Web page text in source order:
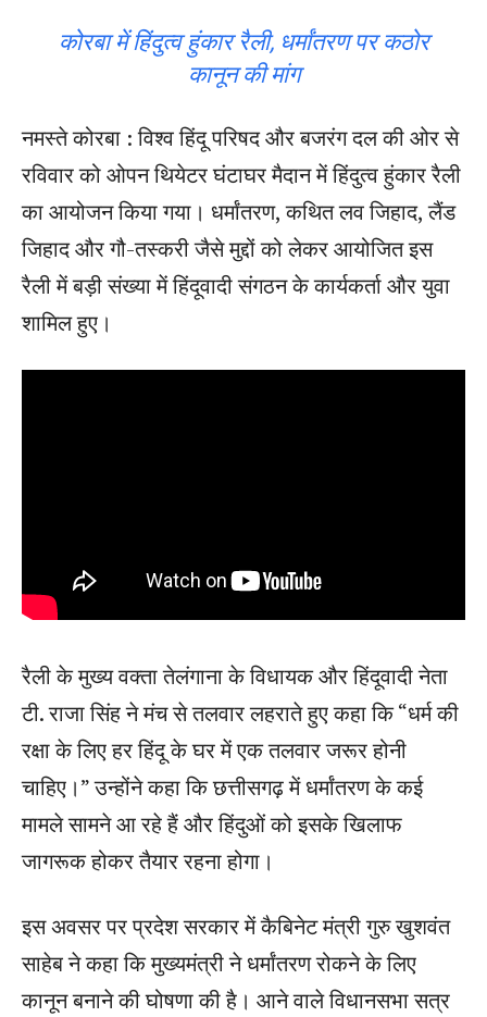
कोरबा में हिंदुत्व हुंकार रैली, धर्मांतरण पर कठोर
कानून की मांग
नमस्ते कोरबा : विश्व हिंदू परिषद और बजरंग दल की ओर से
रविवार को ओपन थियेटर घंटाघर मैदान में हिंदुत्व हुंकार रैली
का आयोजन किया गया। धर्मांतरण, कथित लव जिहाद, लैंड
जिहाद और गौ-तस्करी जैसे मुद्दों को लेकर आयोजित इस
रैली में बड़ी संख्या में हिंदूवादी संगठन के कार्यकर्ता और युवा
शामिल हुए।
रैली के मुख्य वक्ता तेलंगाना के विधायक और हिंदूवादी नेता
टी. राजा सिंह ने मंच से तलवार लहराते हुए कहा कि “धर्म की
रक्षा के लिए हर हिंदू के घर में एक तलवार जरूर होनी
चाहिए।” उन्होंने कहा कि छत्तीसगढ़ में धर्मांतरण के कई
मामले सामने आ रहे हैं और हिंदुओं को इसके खिलाफ
जागरूक होकर तैयार रहना होगा।
इस अवसर पर प्रदेश सरकार में कैबिनेट मंत्री गुरु खुशवंत
साहेब ने कहा कि मुख्यमंत्री ने धर्मांतरण रोकने के लिए
कानून बनाने की घोषणा की है। आने वाले विधानसभा सत्र